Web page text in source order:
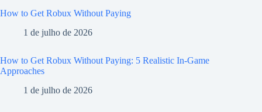
How to Get Robux Without Paying
1 de julho de 2026
How to Get Robux Without Paying: 5 Realistic In-Game
Approaches
1 de julho de 2026